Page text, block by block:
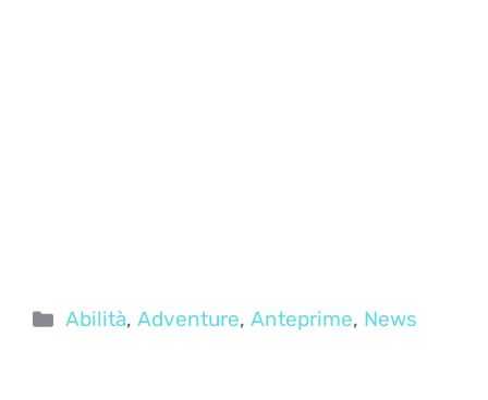
Categorie
Abilità,Adventure,Anteprime, News